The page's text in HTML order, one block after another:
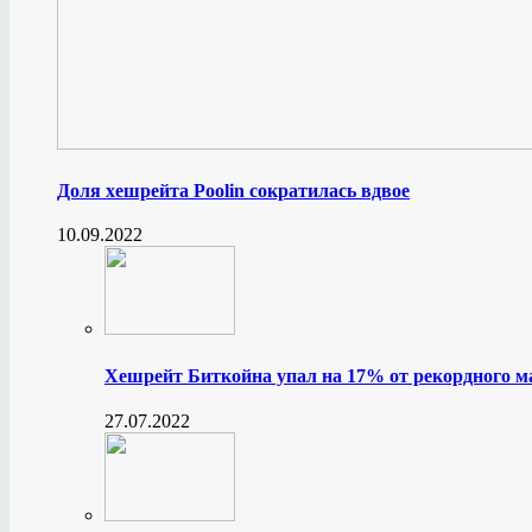
Доля хешрейта Poolin сократилась вдвое
10.09.2022
Хешрейт Биткойна упал на 17% от рекордного
27.07.2022